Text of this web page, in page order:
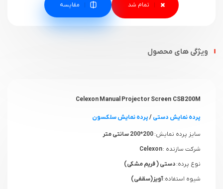
مقایسه
ویژگی های محصول
Celexon Manual Projector Screen CSB200M
پرده نمایش دستی/پرده نمایش سلکسون
سایز پرده نمایش:
شرکت سازنده :
نوع پرده:دستی ( فریم مشکی)
شیوه استفاده:آویز(سقفی)